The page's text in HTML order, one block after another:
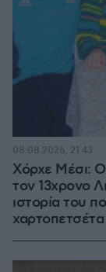
Χόρχε Μέσι:
τον 13χρονο
ιστορία του
χαρτοπετσέτα
08.08.2026, 21:43